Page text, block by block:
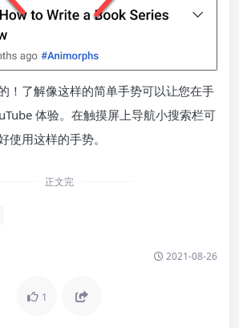
！了解像这样的简单手势可以让您在手
体验。在触摸屏上导航小搜索栏可
使用这样的手势。
正文完
2021-08-26
1